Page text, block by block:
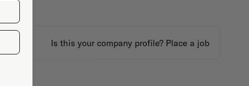
Is this your company profile? Place a job